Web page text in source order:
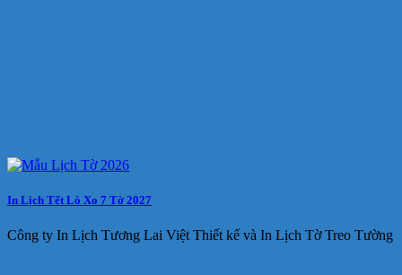
In Lịch Tết Lò Xo 7 Tờ 2027
Công ty In Lịch Tương Lai Việt Thiết kế và In Lịch Tờ Treo Tường